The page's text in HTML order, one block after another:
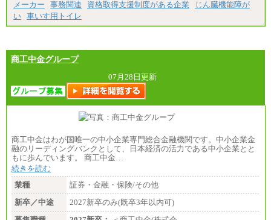
月給 255,000円以上
※試用期間中も給与に変更ございません。
メーカー
事務関連 資格取得支援制度がある企業
じん臓機能障が
い 車いす用トイレ
商工中金グループ
07月28日更新
商工中金はわが国唯一の中小企業専門総合金融機関です。中小企業金
融のリーディングバンクとして、日本経済の活力である中小企業とと
もに歩んでいます。 商工中金…
続きを読む
業種
証券・金融・保険/その他
新卒／中途
2027新卒のみ(既卒3年以内可)